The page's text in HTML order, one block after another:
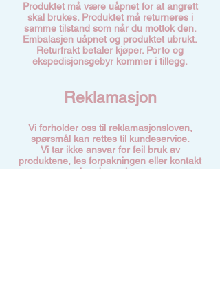
Produktet må være uåpnet for at angrett
skal brukes. Produktet må returneres i
samme tilstand som når du mottok den.
Embalasjen uåpnet og produktet ubrukt.
Returfrakt betaler kjøper. Porto og
ekspedisjonsgebyr kommer i tillegg.
Reklamasjon
Vi forholder oss til reklamasjonsloven,
spørsmål kan rettes til kundeservice.
Vi tar ikke ansvar for feil bruk av
produktene, les forpakningen eller kontakt
kundeservice.